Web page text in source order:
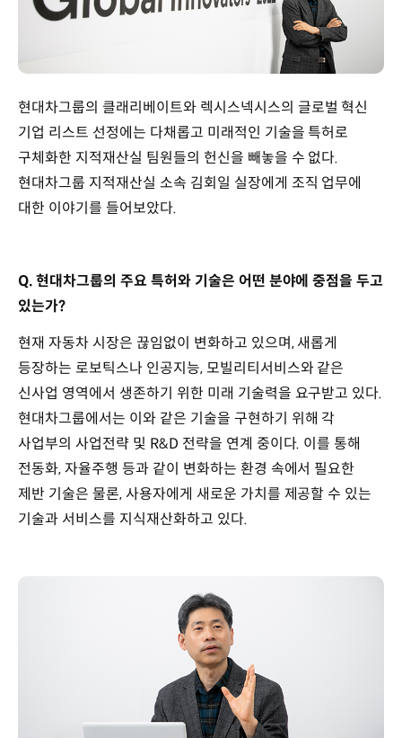
현대차그룹의 클래리베이트와 렉시스넥시스의 글로벌 혁신
기업 리스트 선정에는 다채롭고 미래적인 기술을 특허로
구체화한 지적재산실 팀원들의 헌신을 빼놓을 수 없다.
현대차그룹 지적재산실 소속 김회일 실장에게 조직 업무에
대한 이야기를 들어보았다.
Q. 현대차그룹의 주요 특허와 기술은 어떤 분야에 중점을 두고
있는가?
현재 자동차 시장은 끊임없이 변화하고 있으며, 새롭게
등장하는 로보틱스나 인공지능, 모빌리티서비스와 같은
신사업 영역에서 생존하기 위한 미래 기술력을 요구받고 있다.
현대차그룹에서는 이와 같은 기술을 구현하기 위해 각
사업부의 사업전략 및 R&D 전략을 연계 중이다. 이를 통해
전동화, 자율주행 등과 같이 변화하는 환경 속에서 필요한
제반 기술은 물론, 사용자에게 새로운 가치를 제공할 수 있는
기술과 서비스를 지식재산화하고 있다.